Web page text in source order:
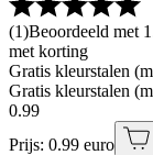
(1)Beoordeeld met
met korting
Gratis kleurstalen
Gratis kleurstalen
0.99
Prijs: 0.99 euro